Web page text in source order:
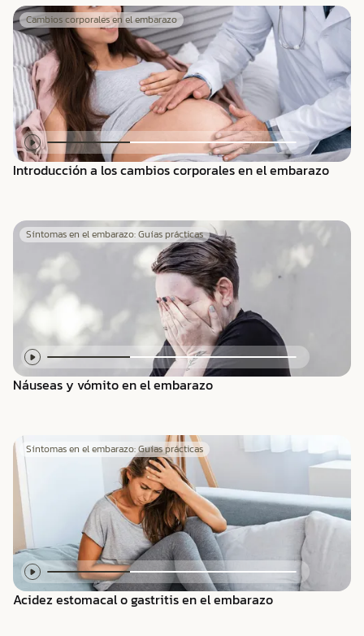
Cambios corporales en el embarazo
Introducción a los cambios corporales en el embarazo
Síntomas en el embarazo: Guías prácticas
Náuseas y vómito en el embarazo
Síntomas en el embarazo: Guías prácticas
Acidez estomacal o gastritis en el embarazo